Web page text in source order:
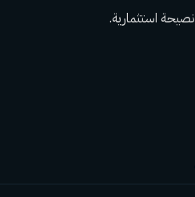
استثمارية.